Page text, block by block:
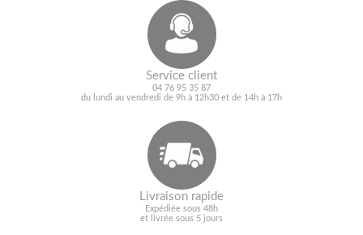
Service client
04 76 95 35 87
du lundi au vendredi de 9h à 12h30 et de 14h à 17h
Livraison rapide
Expédiée sous 48h
et livrée sous 5 jours